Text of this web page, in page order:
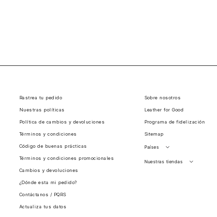
Rastrea tu pedido
Nuestras políticas
Política de cambios y devoluciones
Términos y condiciones
Código de buenas prácticas
Términos y condiciones promocionales
Cambios y devoluciones
¿Dónde esta mi pedido?
Contáctanos / PQRS
Actualiza tus datos
Sobre nosotros
Leather for Good
Programa de fidelización
Sitemap
Países
Perú
Nuestras tiendas